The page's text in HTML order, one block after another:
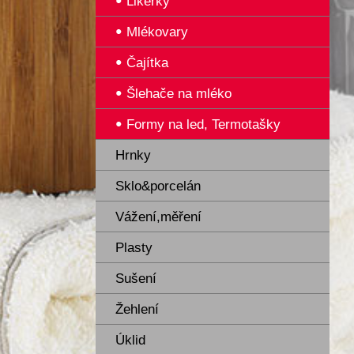
Mlékovary
Čajítka
Šlehače na mléko
Formy na led, Termotašky
Hrnky
Sklo&porcelán
Vážení,měření
Plasty
Sušení
Žehlení
Úklid